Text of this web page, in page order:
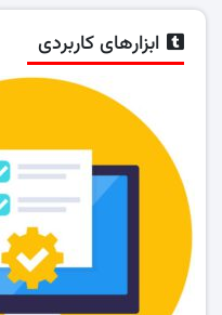
ابزارهای کاربردی